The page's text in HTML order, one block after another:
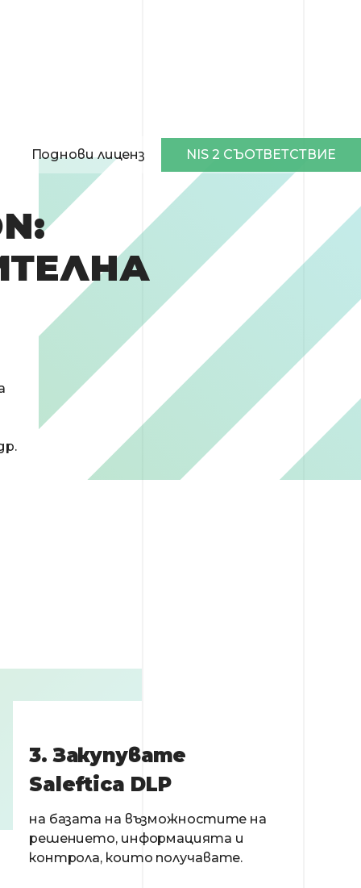
Поднови лиценз NIS 2 СЪОТВЕТСТВИЕ
3. Закупувате
Saleftica DLP
на базата на възможностите на
решението, информацията и
контрола, които получавате.